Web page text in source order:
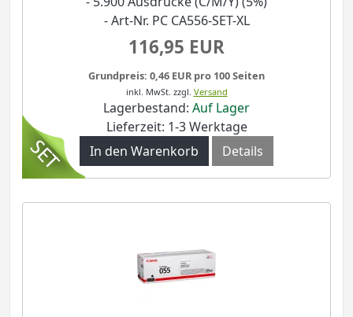
- Art-Nr. PC CA556-SET-XL
116,95 EUR
Grundpreis: 0,46 EUR pro 100 Seiten
inkl. MwSt. zzgl. Versand
Lagerbestand: Auf Lager
Lieferzeit: 1-3 Werktage
In den Warenkorb
Details